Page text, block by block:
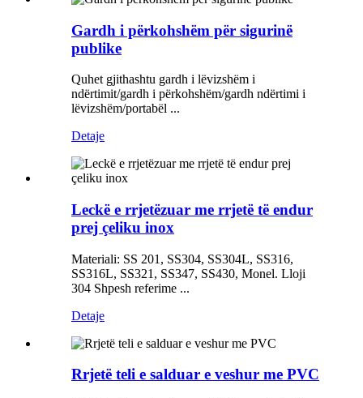
Gardh i përkohshëm për sigurinë
publike
Quhet gjithashtu gardh i lëvizshëm i
ndërtimit/gardh i përkohshëm/gardh ndërtimi i
lëvizshëm/portabël ...
Detaje
Leckë e rrjetëzuar me rrjetë të endur
prej çeliku inox
Materiali: SS 201, SS304, SS304L, SS316,
SS316L, SS321, SS347, SS430, Monel. Lloji
304 Shpesh referime ...
Detaje
Rrjetë teli e salduar e veshur me PVC